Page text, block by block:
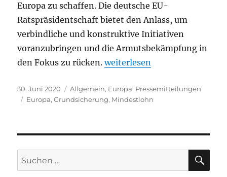
Europa zu schaffen. Die deutsche EU-
Ratspräsidentschaft bietet den Anlass, um
verbindliche und konstruktive Initiativen
voranzubringen und die Armutsbekämpfung in
den Fokus zu rücken.„Armutsbekämpfung in den
weiterlesen
Veröffentlicht
am
30. Juni 2020 Kategorien
Allgemein, Europa, Pressemitteilungen
Schlagwörter
Europa,Grundsicherung, Mindestlohn
Suchen
nach: